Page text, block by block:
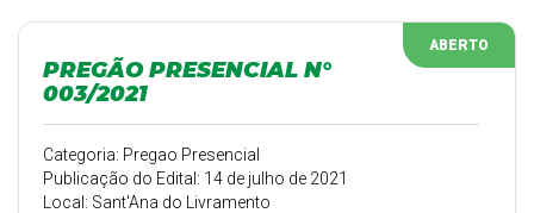
ABERTO
PREGÃO PRESENCIAL N°
003/2021
Categoria: Pregao Presencial
Publicação do Edital: 14 de julho de 2021
Local: Sant'Ana do Livramento